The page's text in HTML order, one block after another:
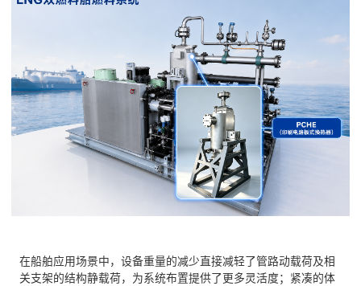
在船舶应用场景中，设备重量的减少直接减轻了管路动载荷及相
关支架的结构静载荷，为系统布置提供了更多灵活度；紧凑的体